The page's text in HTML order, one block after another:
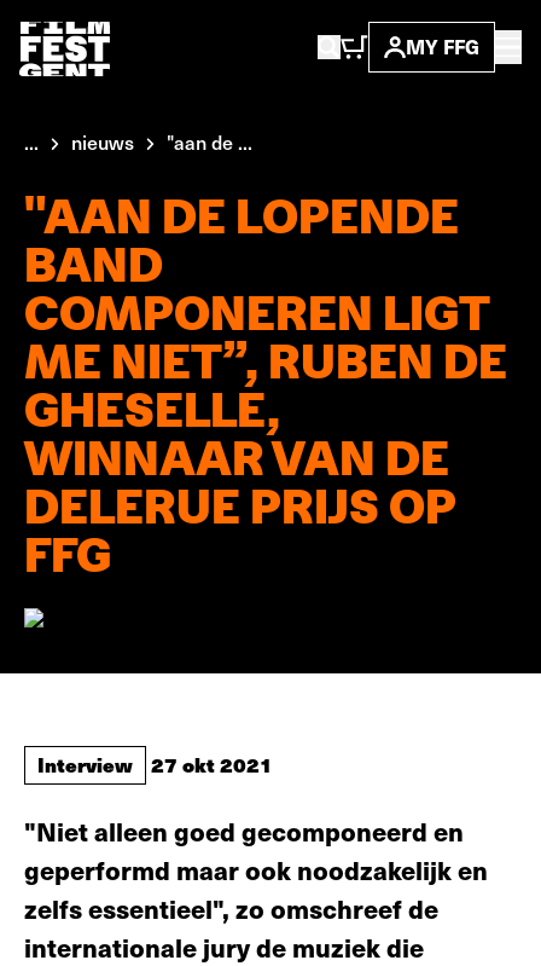
MY FFG
... nieuws "aan de ...
"AAN DE LOPENDE
BAND
COMPONEREN LIGT
ME NIET”, RUBEN DE
GHESELLE,
WINNAAR VAN DE
DELERUE PRIJS OP
FFG
Interview 27 okt 2021
"Niet alleen goed gecomponeerd en
geperformd maar ook noodzakelijk en
zelfs essentieel", zo omschreef de
internationale jury de muziek die